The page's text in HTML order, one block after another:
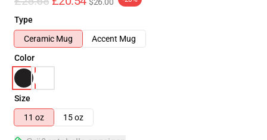
Type
Ceramic Mug
Accent Mug
Color
Size
11 oz
15 oz